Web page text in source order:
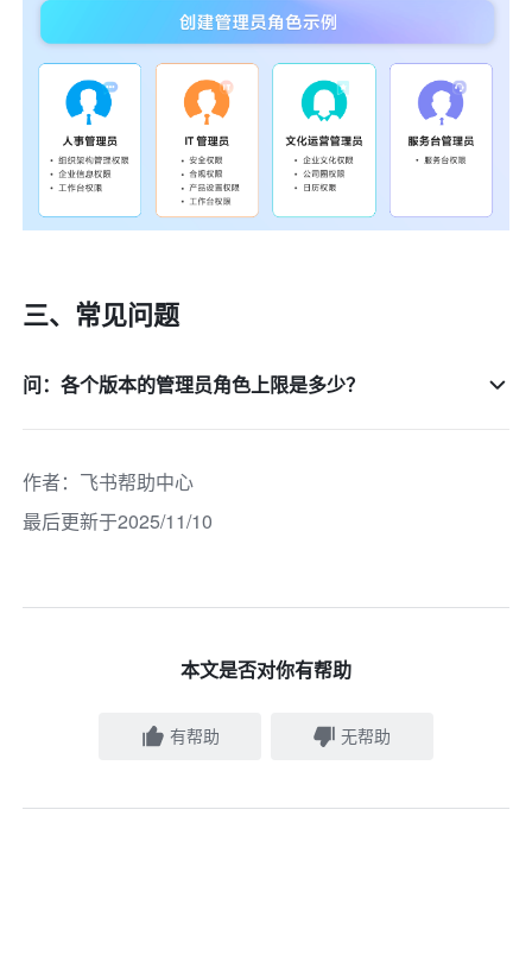
三、常见问题
问：各个版本的管理员角色上限是多少？
作者： 飞书帮助中心
最后更新于2025/11/10
本文是否对你有帮助
有帮助 无帮助